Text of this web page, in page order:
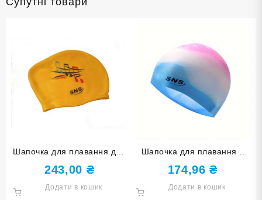
Шапочка для плавання для
довгого волосся SNS KW-
1Ж yellow music
243,00 ₴
Додати в кошик
Шапочка для плавання у
футлярі SNS мультиколір
SC-Ц4
174,96₴
Додати в кошик